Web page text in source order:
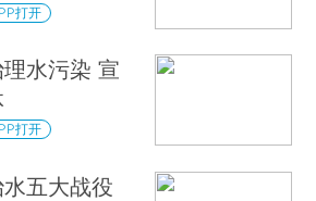
打开
水污染 宣
打开
五大战役